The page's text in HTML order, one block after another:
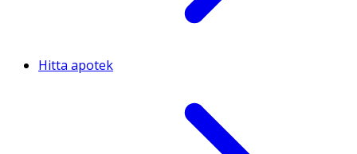
Hitta apotek